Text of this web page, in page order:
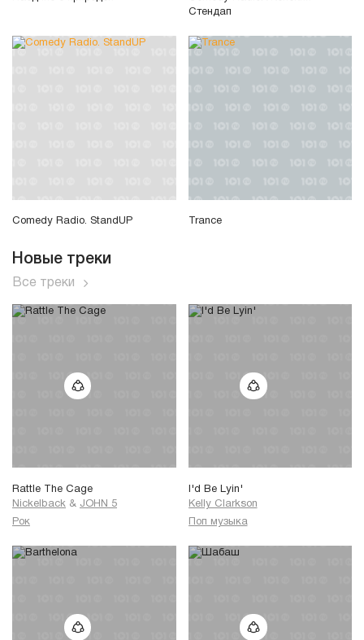
Стендап
Comedy Radio. StandUP Trance
Новые треки
Все треки
Rattle The Cage
Nickelback & JOHN 5
Рок
I'd Be Lyin'
Kelly Clarkson
Поп музыка